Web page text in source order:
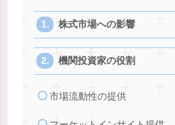
株式市場への影響
機関投資家の役割
市場流動性の提供